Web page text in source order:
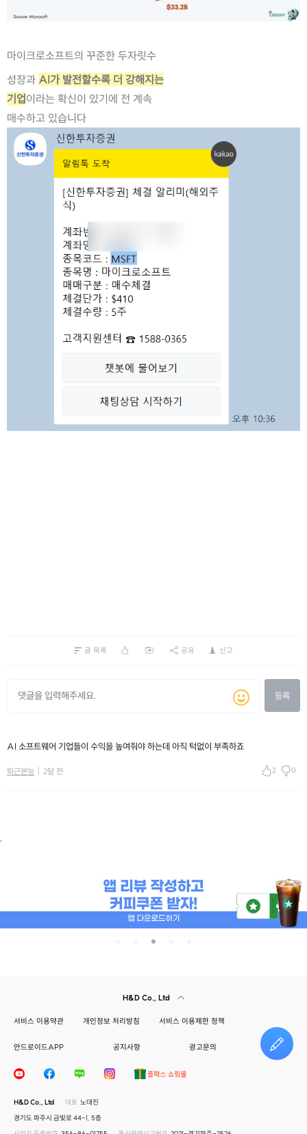
마이크로소프트의 꾸준한 두자릿수
성장과 AI가 발전할수록 더 강해지는
기업 이라는 확신이 있기에 전 계속
매수하고 있습니다
글 목록 공유 신고
등록
AI 소프트웨어 기업들이 수익을 높여줘야 하는데 아직 턱없이 부족하죠
퇴근본능 2달 전 2 0
.
H&D Co., Ltd
서비스 이용약관 개인정보 처리방침 서비스 이용제한 정책
안드로이드APP 공지사항 광고문의 건의하기
H&D Co., Ltd 대표 노대진
경기도 파주시 금빛로 44-1, 5층